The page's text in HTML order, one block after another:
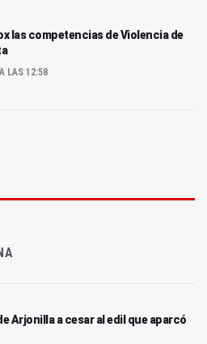
las competencias de Violencia de
LAS 12:58
Arjonilla a cesar al edil que aparcó